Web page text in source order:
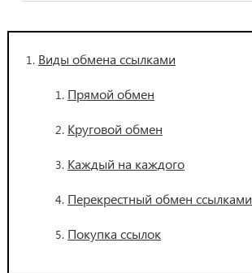
Виды обмена ссылками
Прямой обмен
Круговой обмен
Каждый на каждого
Перекрестный обмен ссылками
Покупка ссылок